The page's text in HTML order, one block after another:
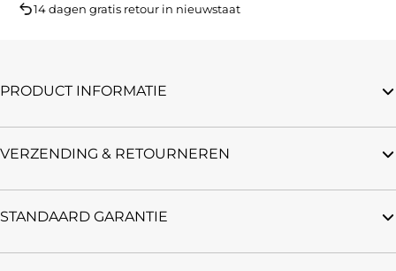
14 dagen gratis retour in nieuwstaat
PRODUCT INFORMATIE
VERZENDING & RETOURNEREN
STANDAARD GARANTIE